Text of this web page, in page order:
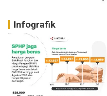
Infografik